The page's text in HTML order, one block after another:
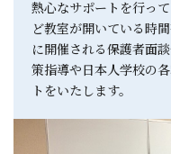
熱心なサポートを行っ
ど教室が開いている時
に開催される保護者面
策指導や日本人学校の
トをいたします。